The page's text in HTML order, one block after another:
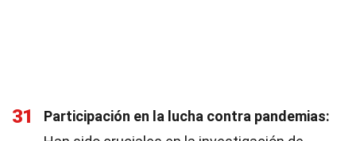
31
Participación en la lucha contra pandemias: